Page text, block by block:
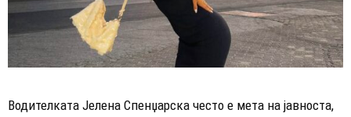
Водителката Јелена Спенџарска често е мета на јавноста,